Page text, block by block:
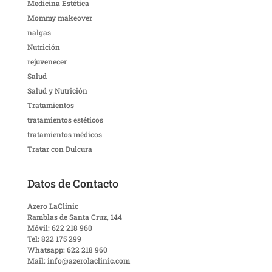
Medicina Estética
Mommy makeover
nalgas
Nutrición
rejuvenecer
Salud
Salud y Nutrición
Tratamientos
tratamientos estéticos
tratamientos médicos
Tratar con Dulcura
Datos de Contacto
Azero LaClinic
Ramblas de Santa Cruz, 144
Móvil: 622 218 960
Tel: 822 175 299
Whatsapp: 622 218 960
Mail: info@azerolaclinic.com